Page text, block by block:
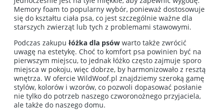
Memory foam to popularny wybór, ponieważ dostosowuje
się do kształtu ciała psa, co jest szczególnie ważne dla
starszych zwierząt lub tych z problemami stawowymi.
Podczas zakupu łóżka dla psów warto także zwrócić
uwagę na estetykę. Choć to komfort psa powinien być na
pierwszym miejscu, to jednak łóżko często zajmuje sporo
miejsca w pokoju, więc dobrze, by harmonizowało z resztą
wnętrza. W ofercie WildWoof.pl znajdziemy szeroką gamę
stylów, kolorów i wzorów, co pozwoli dopasować posłanie
nie tylko do potrzeb naszego czworonożnego przyjaciela,
ale także do naszego domu.